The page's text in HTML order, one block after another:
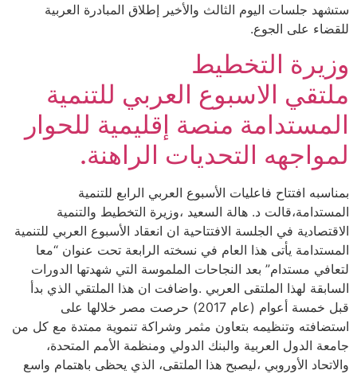
ستشهد جلسات اليوم الثالث والأخير إطلاق المبادرة العربية
للقضاء على الجوع.
وزيرة التخطيط
ملتقي الاسبوع العربي للتنمية
المستدامة منصة إقليمية للحوار
لمواجهه التحديات الراهنة.
بمناسبه افتتاح فاعليات الأسبوع العربي الرابع للتنمية
المستدامة،قالت د. هالة السعيد ،وزيرة التخطيط والتنمية
الاقتصادية في الجلسة الافتتاحية ان انعقاد الأسبوع العربي للتنمية
المستدامة يأتى هذا العام في نسخته الرابعة تحت عنوان “معا
لتعافي مستدام” بعد النجاحات الملموسة التي شهدتها الدورات
السابقة لهذا الملتقى العربي .واضافت ان هذا الملتقي الذي بدأ
قبل خمسة أعوام (عام 2017) حرصت مصر خلالها على
استضافته وتنظيمه بتعاون مثمر وشراكة تنموية ممتدة مع كل من
جامعة الدول العربية والبنك الدولي ومنظمة الأمم المتحدة،
والاتحاد الأوروبي ،ليصبح هذا الملتقى، الذي يحظى باهتمام واسع